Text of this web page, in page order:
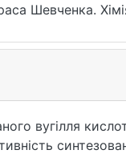
Шевченка.
вугілля